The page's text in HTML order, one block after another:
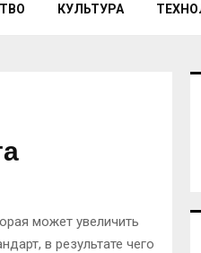
КУЛЬТУРА
может увеличить
в результате чего